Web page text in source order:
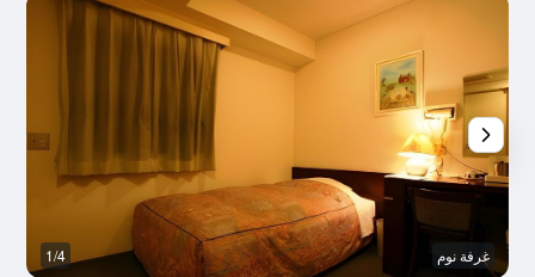
غرفة نوم 1/4